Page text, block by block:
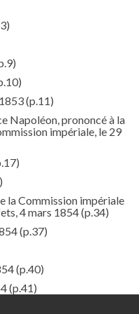
(p.11)
Napoléon, prononcé à la
impériale, le 29
la Commission impériale
4 mars 1854(p.34)
(p.37)
(p.40)
(p.41)